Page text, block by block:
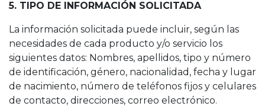
5. TIPO DE INFORMACIÓN SOLICITADA
La información solicitada puede incluir, según las
necesidades de cada producto y/o servicio los
siguientes datos: Nombres, apellidos, tipo y número
de identificación, género, nacionalidad, fecha y lugar
de nacimiento, número de teléfonos fijos y celulares
de contacto, direcciones, correo electrónico.